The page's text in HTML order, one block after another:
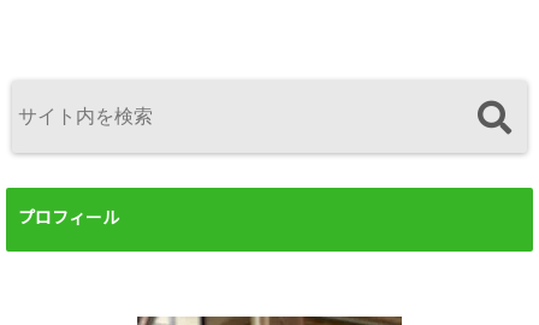
プロフィール